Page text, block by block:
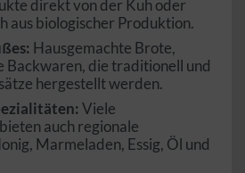
direkt von der Kuh oder
aus biologischer Produktion.
Hausgemachte Brote,
Backwaren, die traditionell und
hergestellt werden.
Viele
auch regionale
Marmeladen, Essig, Öl und